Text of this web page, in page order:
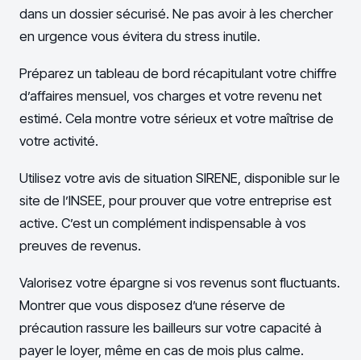
dans un dossier sécurisé. Ne pas avoir à les chercher
en urgence vous évitera du stress inutile.
Préparez un tableau de bord récapitulant votre chiffre
d’affaires mensuel, vos charges et votre revenu net
estimé. Cela montre votre sérieux et votre maîtrise de
votre activité.
Utilisez votre avis de situation SIRENE, disponible sur le
site de l’INSEE, pour prouver que votre entreprise est
active. C’est un complément indispensable à vos
preuves de revenus.
Valorisez votre épargne si vos revenus sont fluctuants.
Montrer que vous disposez d’une réserve de
précaution rassure les bailleurs sur votre capacité à
payer le loyer, même en cas de mois plus calme.